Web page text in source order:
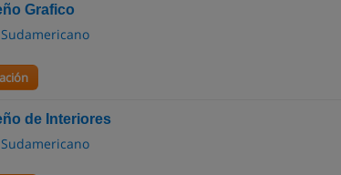
Grafico
de Interiores